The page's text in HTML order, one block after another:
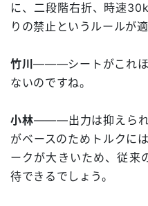
に、二段階右折、時速
りの禁止というルールが適
竹川―――シートがこれほ
ないのですね。
小林―――出力は抑えられ
がベースのためトルクに
ークが大きいため、従来
待できるでしょう。